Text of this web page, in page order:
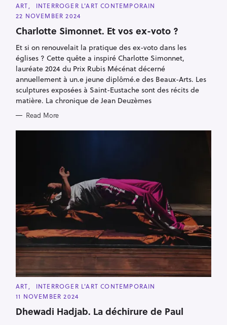
C
T
G
R
I
E
S
ART
INTERROGER L'ART CONTEMPORAIN
22 NOVEMBER 2024
Charlotte Simonnet. Et vos ex-voto ?
Et si on renouvelait la pratique des ex-voto dans les
églises ? Cette quête a inspiré Charlotte Simonnet,
lauréate 2024 du Prix Rubis Mécénat décerné
annuellement à un.e jeune diplômé.e des Beaux-Arts. Les
sculptures exposées à Saint-Eustache sont des récits de
matière. La chronique de Jean Deuzèmes
Read More
C
T
G
ART
INTERROGER L'ART CONTEMPORAIN
11 NOVEMBER 2024
Dhewadi Hadjab. La déchirure de Paul